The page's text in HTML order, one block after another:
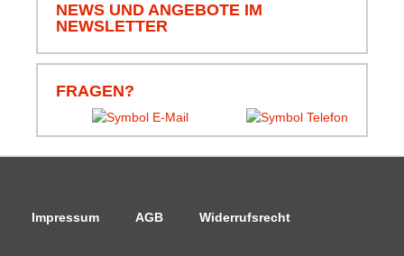
NEWS UND ANGEBOTE IM
NEWSLETTER
FRAGEN?
Impressum AGB Widerrufsrecht